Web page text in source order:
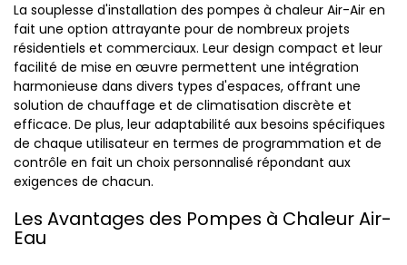
La souplesse d'installation des pompes à chaleur Air-Air en
fait une option attrayante pour de nombreux projets
résidentiels et commerciaux. Leur design compact et leur
facilité de mise en œuvre permettent une intégration
harmonieuse dans divers types d'espaces, offrant une
solution de chauffage et de climatisation discrète et
efficace. De plus, leur adaptabilité aux besoins spécifiques
de chaque utilisateur en termes de programmation et de
contrôle en fait un choix personnalisé répondant aux
exigences de chacun.
Les Avantages des Pompes à Chaleur Air-
Eau